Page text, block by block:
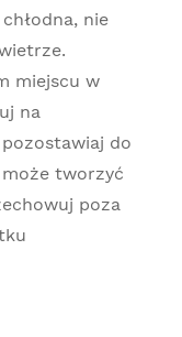
nie
miejscu w
na
do
tworzyć
poza